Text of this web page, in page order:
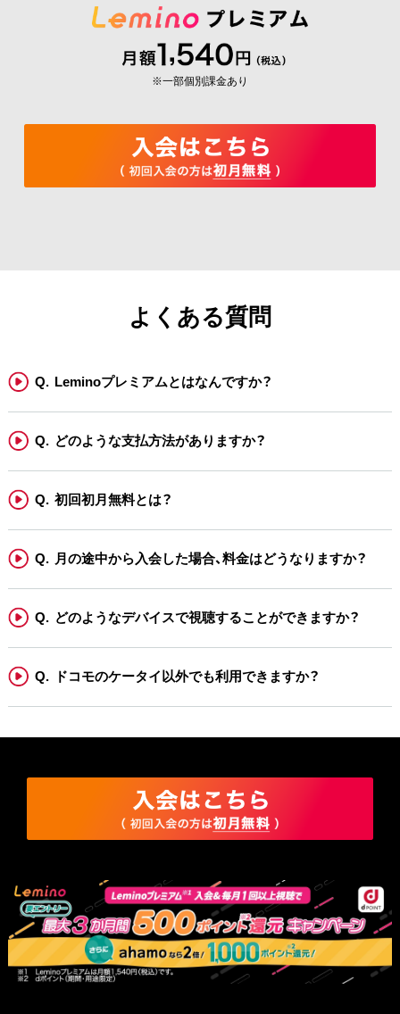
※一部個別課金あり
よくある質問
Leminoプレミアムとはなんですか？
どのような支払方法がありますか？
初回初月無料とは？
月の途中から入会した場合、料金はどうなりますか？
どのようなデバイスで視聴することができますか？
ドコモのケータイ以外でも利用できますか？